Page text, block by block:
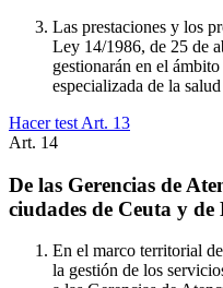
Las prestaciones y los
Ley 14/1986, de 25 de
gestionarán en el
especializada de la
Hacer test Art. 13
Art. 14
De las Gerencias de
ciudades de Ceuta y de
En el marco territorial
la gestión de los